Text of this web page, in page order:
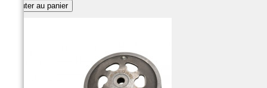
Ajouter au panier